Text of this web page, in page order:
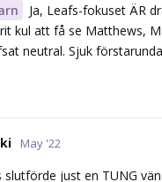
Ja, Leafs-fokuset ÄR
kul att få se Matthews,
neutral. Sjuk
May '22
slutförde just en TUNG